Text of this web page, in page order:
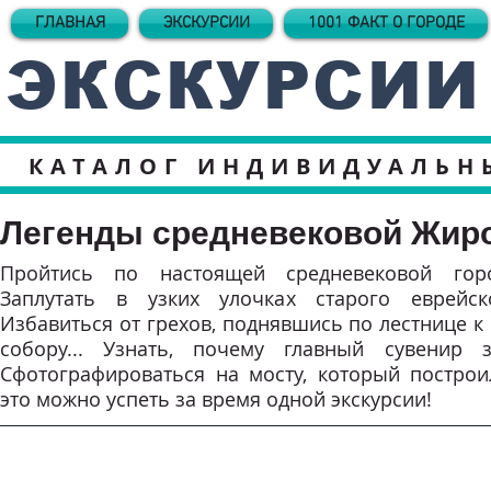
ГЛАВНАЯ ЭКСКУРСИИ 1001 ФАКТ О ГОРОДЕ
КАТАЛОГ
Легенды средневековой
Пройтись по настоящей средневековой
Заплутать в узких улочках старого
Избавиться от грехов, поднявшись по лестнице
собору... Узнать, почему главный сувенир
Сфотографироваться на мосту, который
это можно успеть за время одной экскурсии!